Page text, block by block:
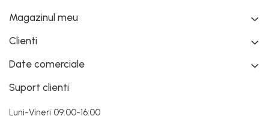
Magazinul meu
Clienti
Date comerciale
Suport clienti
Luni-Vineri 09:00-16:00